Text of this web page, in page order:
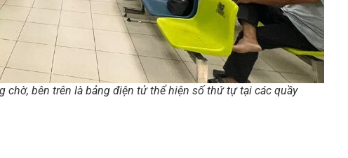
chờ, bên trên là bảng điện tử thể hiện số thứ tự tại các quầy